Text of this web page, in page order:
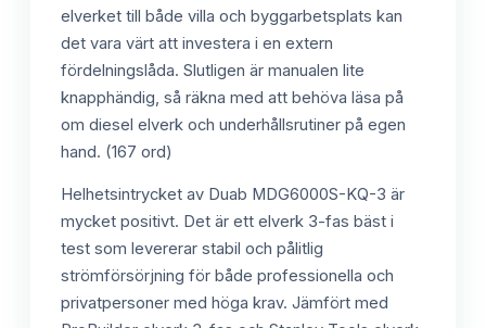
elverket till både villa och byggarbetsplats kan
det vara värt att investera i en extern
fördelningslåda. Slutligen är manualen lite
knapphändig, så räkna med att behöva läsa på
om diesel elverk och underhållsrutiner på egen
hand. (167 ord)
Helhetsintrycket av Duab MDG6000S-KQ-3 är
mycket positivt. Det är ett elverk 3-fas bäst i
test som levererar stabil och pålitlig
strömförsörjning för både professionella och
privatpersoner med höga krav. Jämfört med